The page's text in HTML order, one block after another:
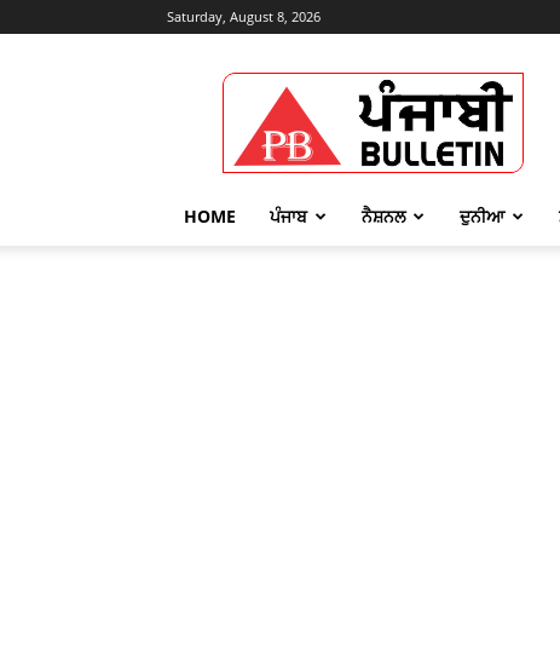
Saturday, August 8, 2026
Punjabi
Bulletin
HOME ਪੰਜਾਬ ਨੈਸ਼ਨਲ ਦੁਨੀਆ